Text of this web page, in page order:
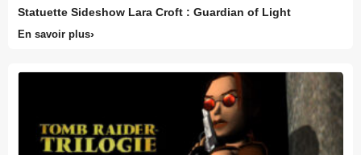
Statuette Sideshow Lara Croft : Guardian of Light
En savoir plus